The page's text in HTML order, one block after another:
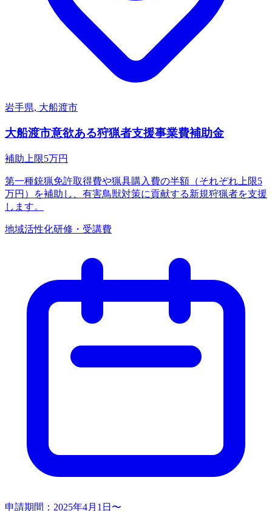
岩手県, 大船渡市
大船渡市意欲ある狩猟者支援事業費補助金
補助上限5万円
第一種銃猟免許取得費や猟具購入費の半額（それぞれ上限5
万円）を補助し、有害鳥獣対策に貢献する新規狩猟者を支援
します。
地域活性化研修・受講費
申請期間： 2025年4月1日〜